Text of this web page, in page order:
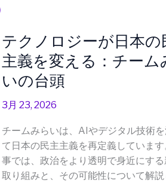
テクノロジーが日本の
主義を変える：チーム
いの台頭
3月 23, 2026
チームみらいは、AIやデジタル技術
て日本の民主主義を再定義していま
事では、政治をより透明で身近にす
取り組みと、その可能性について解説
ジ
ー
が
日
本
の
民
主
主
義